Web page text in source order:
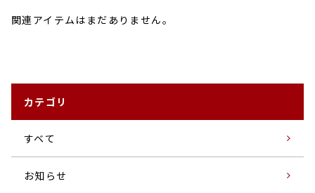
関連アイテムはまだありません。
カテゴリ
すベて
お知らせ